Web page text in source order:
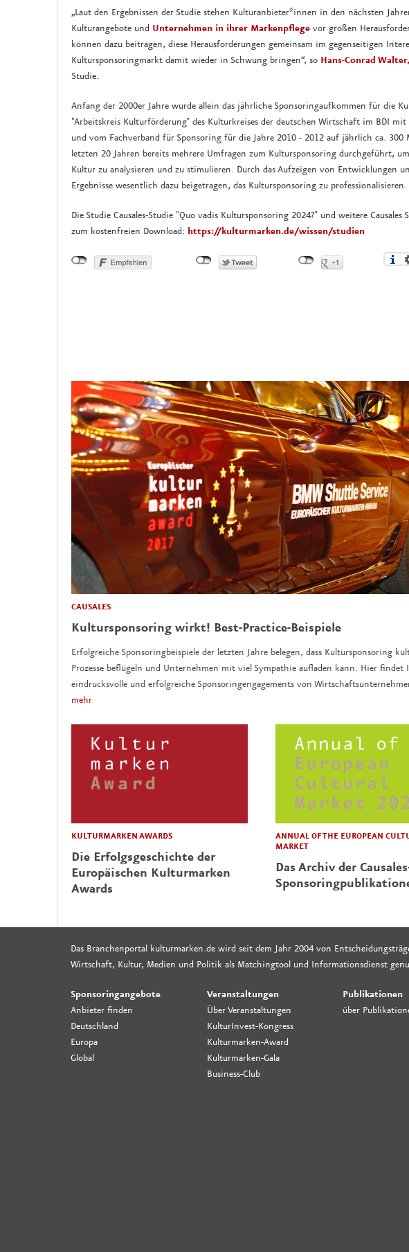
„Laut den Ergebnissen der Studie stehen Kulturanbieter*innen in den nächsten
Kulturangebote und Unternehmen in ihrer Markenpflege vor großen
können dazu beitragen, diese Herausforderungen gemeinsam im gegenseitigen
Kultursponsoringmarkt damit wieder in Schwung bringen“, so Hans-Conrad
Studie.
Anfang der 2000er Jahre wurde allein das jährliche Sponsoringaufkommen für die
"Arbeitskreis Kulturförderung" des Kulturkreises der deutschen Wirtschaft im BDI
und vom Fachverband für Sponsoring für die Jahre 2010 - 2012 auf jährlich ca. 300
letzten 20 Jahren bereits mehrere Umfragen zum Kultursponsoring durchgeführt,
Kultur zu analysieren und zu stimulieren. Durch das Aufzeigen von Entwicklungen
Ergebnisse wesentlich dazu beigetragen, das Kultursponsoring zu professionalisieren.
Die Studie Causales-Studie "Quo vadis Kultursponsoring 2024?" und weitere
zum kostenfreien Download: https://kulturmarken.de/wissen/studien
CAUSALES
Kultursponsoring wirkt! Best-Practice-Beispiele
Erfolgreiche Sponsoringbeispiele der letzten Jahre belegen, dass Kultursponsoring
Prozesse beflügeln und Unternehmen mit viel Sympathie aufladen kann. Hier findet
eindrucksvolle und erfolgreiche Sponsoringengagements von
mehr
KULTURMARKEN AWARDS
Die Erfolgsgeschichte der
Europäischen Kulturmarken
Awards
ANNUAL OF THE EUROPEAN
MARKET
Das Archiv der
Das Branchenportal kulturmarken.de wird seit dem Jahr 2004 von
Wirtschaft, Kultur, Medien und Politik als Matchingtool und Informationsdienst
Sponsoringangebote
Anbieter finden
Deutschland
Europa
Global
Veranstaltungen
Über Veranstaltungen
KulturInvest-Kongress
Kulturmarken-Award
Kulturmarken-Gala
Business-Club
Publikationen
über